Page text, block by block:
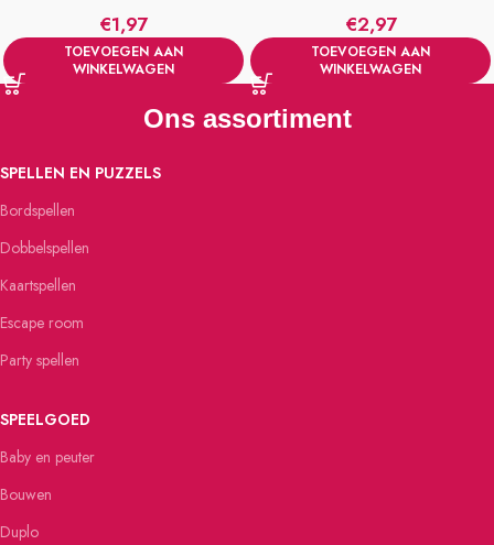
€1,97
TOEVOEGEN AAN
WINKELWAGEN
€2,97
TOEVOEGEN AAN
WINKELWAGEN
Ons assortiment
SPELLEN EN PUZZELS
Bordspellen
Dobbelspellen
Kaartspellen
Escape room
Party spellen
SPEELGOED
Baby en peuter
Bouwen
Duplo